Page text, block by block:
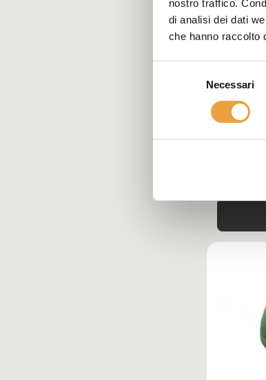
nostro traffico.
di analisi dei dati
che hanno raccolto
Necessari